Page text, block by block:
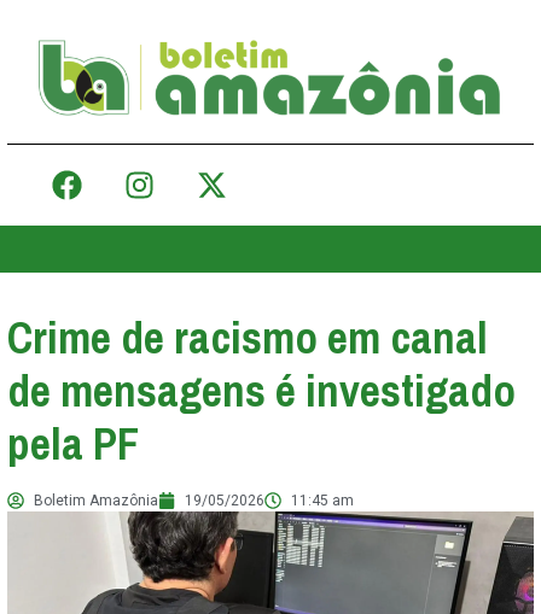
Crime de racismo em canal
de mensagens é investigado
pela PF
Boletim Amazônia 19/05/2026 11:45 am